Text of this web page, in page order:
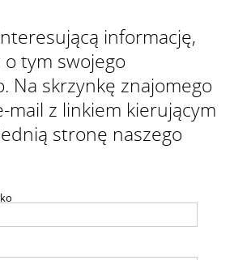
informację,
tym swojego
Na skrzynkę znajomego
mail z linkiem kierującym
stronę naszego